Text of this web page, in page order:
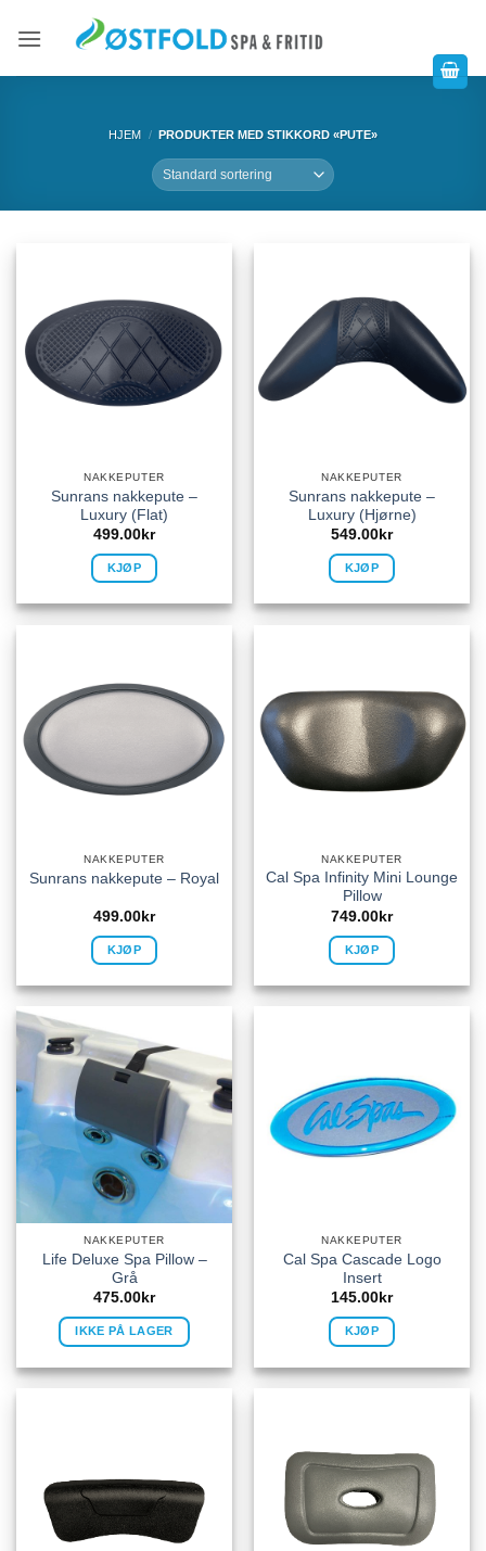
HJEM / PRODUKTER MED STIKKORD «PUTE»
NAKKEPUTER
Sunrans nakkepute –
Luxury (Flat)
499.00 kr
KJØP
NAKKEPUTER
Sunrans nakkepute –
Luxury (Hjørne)
549.00 kr
KJØP
NAKKEPUTER
Sunrans nakkepute – Royal
499.00 kr
KJØP
NAKKEPUTER
Cal Spa Infinity Mini Lounge
Pillow
749.00 kr
KJØP
NAKKEPUTER
Life Deluxe Spa Pillow –
Grå
475.00 kr
IKKE PÅ LAGER
NAKKEPUTER
Cal Spa Cascade Logo
Insert
145.00 kr
KJØP